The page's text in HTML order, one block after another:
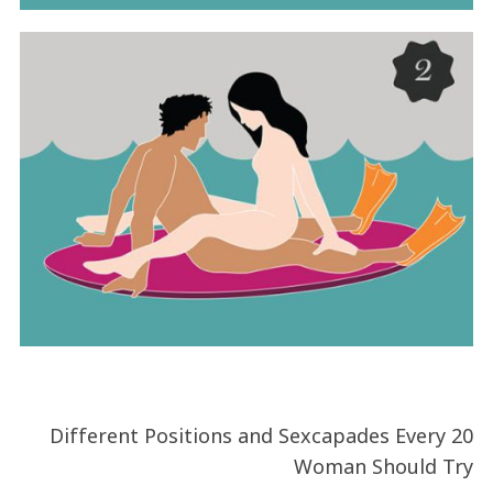
20 Different Positions and Sexcapades Every
Woman Should Try